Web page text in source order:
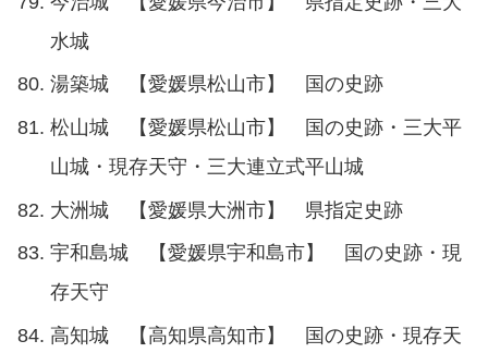
水城
湯築城 【愛媛県松山市】 国の史跡
松山城 【愛媛県松山市】 国の史跡・三大平
山城・現存天守・三大連立式平山城
大洲城 【愛媛県大洲市】 県指定史跡
宇和島城 【愛媛県宇和島市】 国の史跡・現
存天守
高知城 【高知県高知市】 国の史跡・現存天